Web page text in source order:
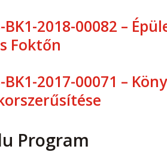
BK1-2018-00082 –
Foktőn
BK1-2017-00071 –
Program